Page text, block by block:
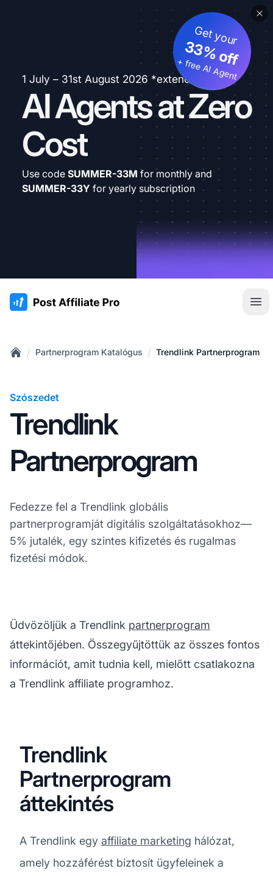
1 July – 31st August 2026 *extended
AI Agents at Zero
Cost
Get your
33% off
+ free AI Agent
Use code SUMMER-33M for monthly and
SUMMER-33Y for yearly subscription
:site.title
/ Partnerprogram Katalógus / Trendlink Partnerprogram
Szószedet
Trendlink
Partnerprogram
Fedezze fel a Trendlink globális
partnerprogramját digitális szolgáltatásokhoz—
5% jutalék, egy szintes kifizetés és rugalmas
fizetési módok.
Üdvözöljük a Trendlink partnerprogram
áttekintőjében. Összegyűjtöttük az összes fontos
információt, amit tudnia kell, mielőtt csatlakozna
a Trendlink affiliate programhoz.
Trendlink
Partnerprogram
áttekintés
A Trendlink egy affiliate marketing hálózat,
amely hozzáférést biztosít ügyfeleinek a